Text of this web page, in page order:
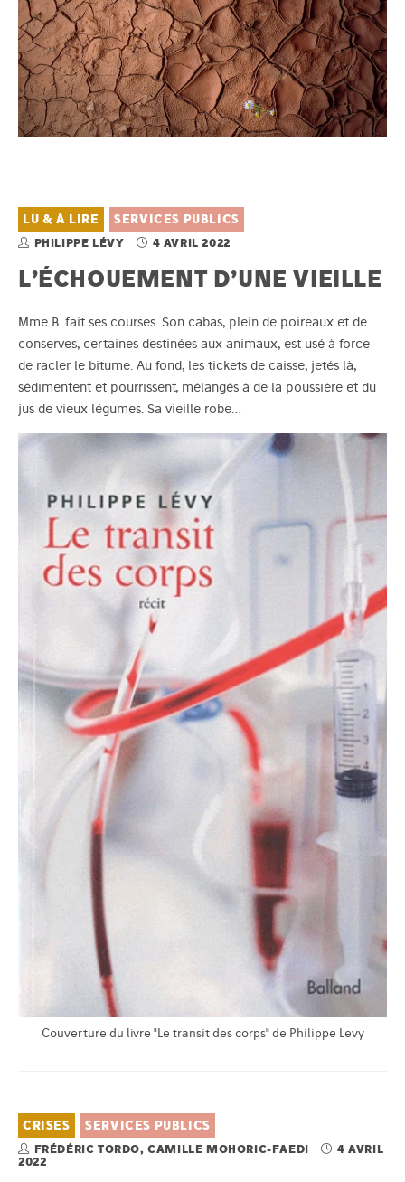
LU & À LIRE SERVICES PUBLICS
PHILIPPE LÉVY 4 AVRIL 2022
L’ÉCHOUEMENT D’UNE VIEILLE
Mme B. fait ses courses. Son cabas, plein de poireaux et de
conserves, certaines destinées aux animaux, est usé à force
de racler le bitume. Au fond, les tickets de caisse, jetés là,
sédimentent et pourrissent, mélangés à de la poussière et du
jus de vieux légumes. Sa vieille robe…
Couverture du livre "Le transit des corps" de Philippe Levy
CRISES SERVICES PUBLICS
FRÉDÉRIC TORDO, CAMILLE MOHORIC-FAEDI
4 AVRIL
2022